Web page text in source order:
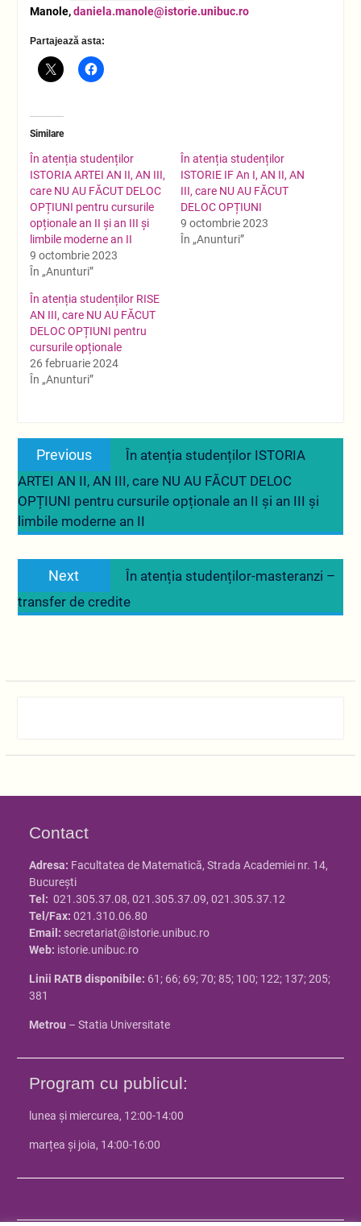
Manole,daniela.manole@istorie.unibuc.ro
Partajează asta:
Similare
În atenția studenților
ISTORIA ARTEI AN II, AN III,
care NU AU FĂCUT DELOC
OPȚIUNI pentru cursurile
opționale an II și an III și
limbile moderne an II
9 octombrie 2023
În „Anunturi”
În atenția studenților
ISTORIE IF An I, AN II, AN
III, care NU AU FĂCUT
DELOC OPȚIUNI
9 octombrie 2023
În „Anunturi”
În atenția studenților RISE
AN III, care NU AU FĂCUT
DELOC OPȚIUNI pentru
cursurile opționale
26 februarie 2024
În „Anunturi”
Navigare
articole
Previous
Previous
post:
În atenția studenților ISTORIA
ARTEI AN II, AN III, care NU AU FĂCUT DELOC
OPȚIUNI pentru cursurile opționale an II și an III și
limbile moderne an II
Next
Next
post:
În atenția studenților-masteranzi –
transfer de credite
Contact
Adresa: Facultatea de Matematică, Strada Academiei nr. 14,
Bucureşti
Tel: 021.305.37.08, 021.305.37.09, 021.305.37.12
Tel/Fax: 021.310.06.80
Email: secretariat@istorie.unibuc.ro
Web: istorie.unibuc.ro
Linii RATB disponibile: 61; 66; 69; 70; 85; 100; 122; 137; 205;
381
Metrou – Statia Universitate
Program cu publicul:
lunea și miercurea, 12:00-14:00
marțea și joia, 14:00-16:00